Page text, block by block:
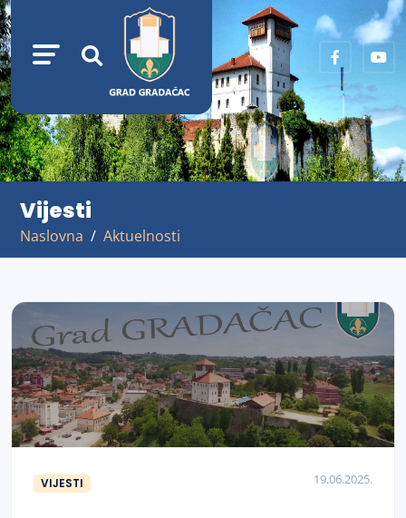
Vijesti
Naslovna Aktuelnosti
VIJESTI 19.06.2025.